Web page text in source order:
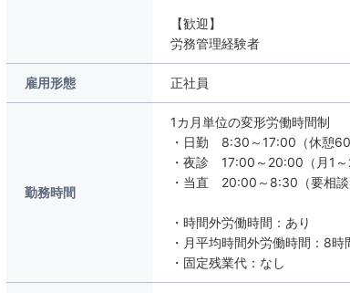
【歓迎】
労務管理経験者
雇用形態 正社員
勤務時間
1カ月単位の変形労働時間制
・日勤 8:30～17:00（休憩60
・夜診 17:00～20:00（月1～
・当直 20:00～8:30（要相談
・時間外労働時間：あり
・月平均時間外労働時間：8時
・固定残業代：なし